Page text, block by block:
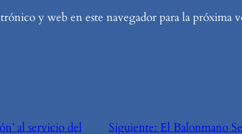
y web en este navegador para la próxima
al servicio del
Siguiente: El Balonmano